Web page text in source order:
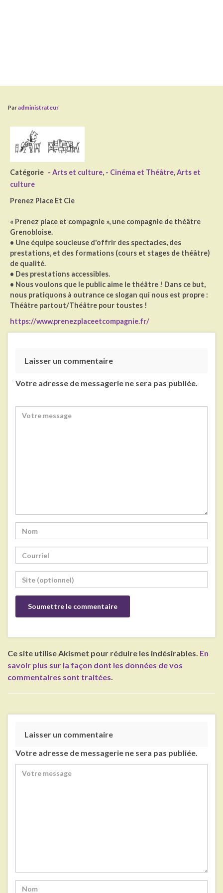
Paradministrateur
Catégorie - Arts et culture, - Cinéma et Théâtre,Arts et
culture
Prenez Place Et Cie
« Prenez place et compagnie », une compagnie de théâtre
Grenobloise.
• Une équipe soucieuse d'offrir des spectacles, des
prestations, et des formations (cours et stages de théâtre)
de qualité.
• Des prestations accessibles.
• Nous voulons que le public aime le théâtre ! Dans ce but,
nous pratiquons à outrance ce slogan qui nous est propre :
Théâtre partout/Théâtre pour toustes !
https://www.prenezplaceetcompagnie.fr/
Laisser un commentaire
Votre adresse de messagerie ne sera pas publiée.
Ce site utilise Akismet pour réduire les indésirables. En
savoir plus sur la façon dont les données de vos
commentaires sont traitées.
Laisser un commentaire
Votre adresse de messagerie ne sera pas publiée.